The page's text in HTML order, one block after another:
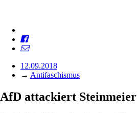
12.09.2018
→ Antifaschismus
AfD attackiert Steinmeier